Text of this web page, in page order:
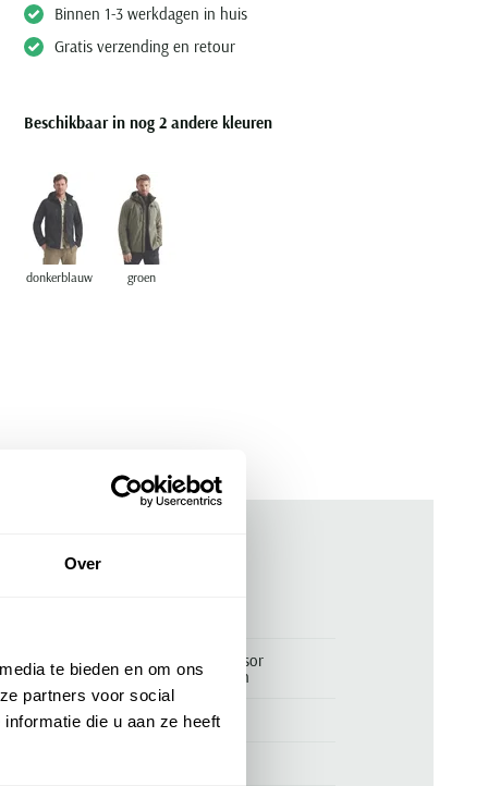
Over
te bieden en om ons
partners voor social
die u aan ze heeft
Binnen 1-3 werkdagen in huis
Gratis verzending en retour
Beschikbaar in nog 2 andere kleuren
donkerblauw groen
Softshell jas PME Legend Successor
donkergroen afritsbare capuchon
PME Legend